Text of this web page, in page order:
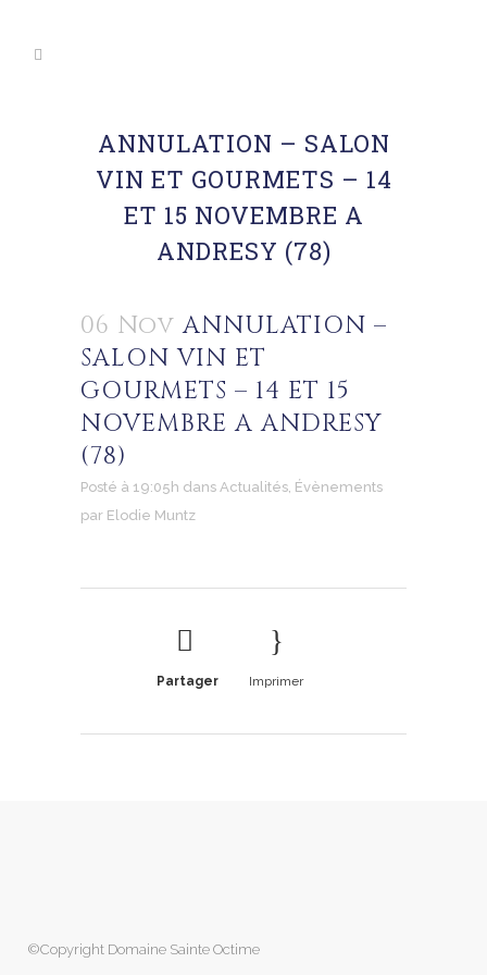
ANNULATION – SALON
VIN ET GOURMETS – 14
ET 15 NOVEMBRE A
ANDRESY (78)
06 Nov ANNULATION –
SALON VIN ET
GOURMETS – 14 ET 15
NOVEMBRE A ANDRESY
(78)
Posté à 19:05h dans Actualités, Évènements
par Elodie Muntz
Partager Imprimer
©Copyright Domaine Sainte Octime